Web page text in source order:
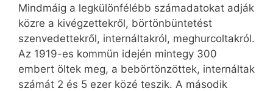
Mindmáig a legkülönfélébb számadatokat adják
közre a kivégzettekről, börtönbüntetést
szenvedettekről, internáltakról, meghurcoltakról.
Az 1919-es kommün idején mintegy 300
embert öltek meg, a bebörtönzöttek, internáltak
számát 2 és 5 ezer közé teszik. A második